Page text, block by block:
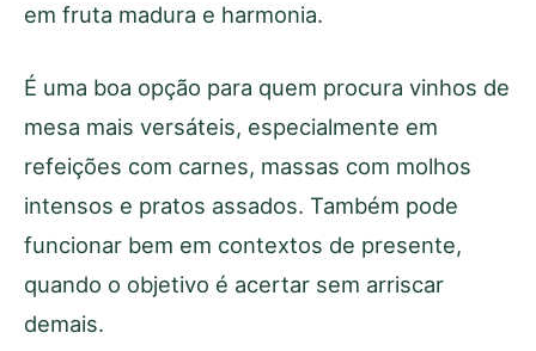
em fruta madura e harmonia.
É uma boa opção para quem procura vinhos de
mesa mais versáteis, especialmente em
refeições com carnes, massas com molhos
intensos e pratos assados. Também pode
funcionar bem em contextos de presente,
quando o objetivo é acertar sem arriscar
demais.